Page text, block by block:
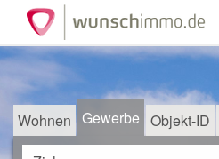
Wohnen Gewerbe Objekt-ID